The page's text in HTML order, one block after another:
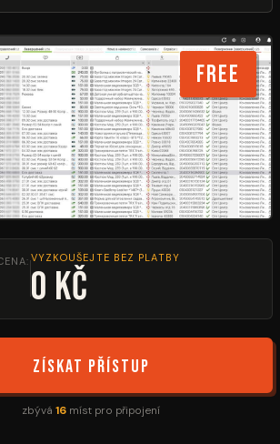
FREE
VYZKOUŠEJTE BEZ PLATBY
0 Kč
Získat přístup
zbývá 16 míst pro připojení